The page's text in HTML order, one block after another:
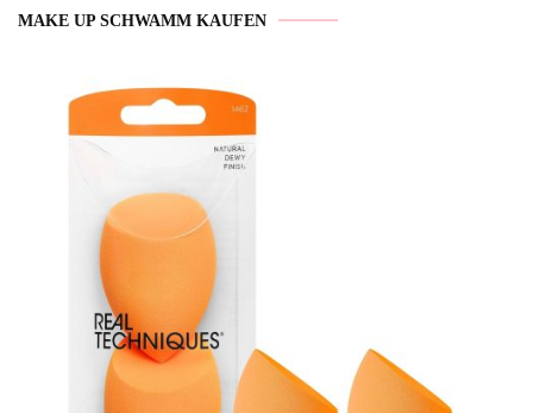
MAKE UP SCHWAMM KAUFEN